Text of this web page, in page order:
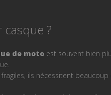
?
de moto est souvent bien
fragiles, ils nécessitent